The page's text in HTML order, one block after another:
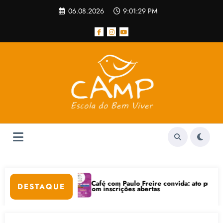
06.08.2026 9:01:30 PM
DESTAQUE
com inscrições abertas
Café com Paulo Freire convida: ato público e pedagógica na